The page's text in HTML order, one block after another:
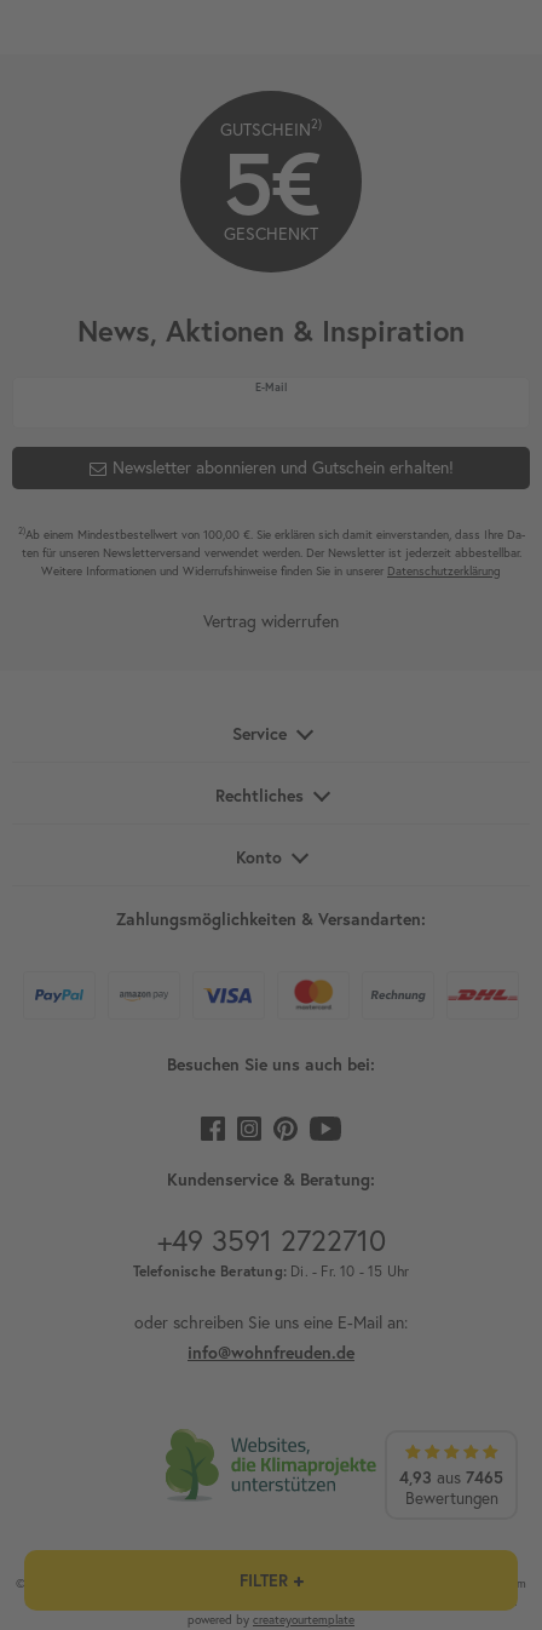
4,93 aus 7465
Bewertungen
FILTER
News, Aktionen & Inspiration
E-MailNewsletter Honig
Newsletter abonnieren und Gutschein erhalten!
2)Ab einem Mindest­bestell­wert von 100,00 €. Sie erklären sich damit ein­ver­standen, dass Ihre Da­
ten für unseren News­letter­versand ver­wen­det werden. Der News­letter ist jeder­zeit ab­bestel­lbar.
Weitere Infor­mationen und Wider­rufshin­weise finden Sie in unserer Daten­schutz­erklärung
GUTSCHEIN2)
5€
GESCHENKT
Vertrag widerrufen
Service
Rechtliches
Konto
Zahlungsmöglichkeiten & Versandarten:
Besuchen Sie uns auch bei:
Kundenservice & Beratung:
+49 3591 2722710
Telefonische Beratung: Di. - Fr. 10 - 15 Uhr
oder schreiben Sie uns eine E-Mail an:
info@wohnfreuden.de
© wohnfreuden.de - cytsale GmbH & Co. KG / 1) Außer Vorkasse und Speditionsware. 2) Ab einem
Mindesteinkaufswert von 100 €. Alle Preise inklusive Mehrwertsteuer / Alle Rechte vorbehalten.
powered by createyourtemplate